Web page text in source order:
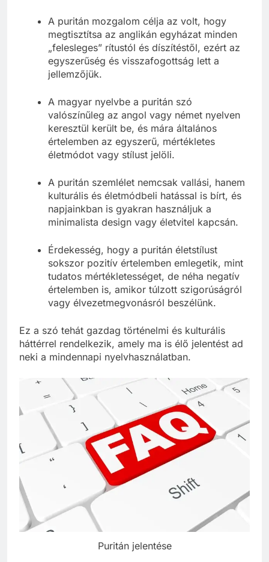
A puritán mozgalom célja az volt, hogy
megtisztítsa az anglikán egyházat minden
„felesleges” rítustól és díszítéstől, ezért az
egyszerűség és visszafogottság lett a
jellemzőjük.
A magyar nyelvbe a puritán szó
valószínűleg az angol vagy német nyelven
keresztül került be, és mára általános
értelemben az egyszerű, mértékletes
életmódot vagy stílust jelöli.
A puritán szemlélet nemcsak vallási, hanem
kulturális és életmódbeli hatással is bírt, és
napjainkban is gyakran használjuk a
minimalista design vagy életvitel kapcsán.
Érdekesség, hogy a puritán életstílust
sokszor pozitív értelemben emlegetik, mint
tudatos mértékletességet, de néha negatív
értelemben is, amikor túlzott szigorúságról
vagy élvezetmegvonásról beszélünk.
Ez a szó tehát gazdag történelmi és kulturális
háttérrel rendelkezik, amely ma is élő jelentést ad
neki a mindennapi nyelvhasználatban.
Puritán jelentése